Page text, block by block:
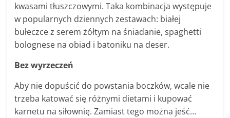
kwasami tłuszczowymi. Taka kombinacja występuje
w popularnych dziennych zestawach: białej
bułeczce z serem żółtym na śniadanie, spaghetti
bolognese na obiad i batoniku na deser.
Bez wyrzeczeń
Aby nie dopuścić do powstania boczków, wcale nie
trzeba katować się różnymi dietami i kupować
karnetu na siłownię. Zamiast tego można jeść…